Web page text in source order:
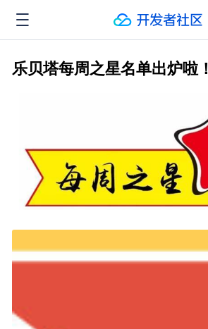
乐贝塔每周之星名单出炉啦！